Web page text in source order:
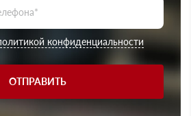
конфиденциальности
ОТПРАВИТЬ